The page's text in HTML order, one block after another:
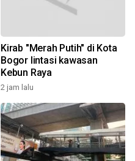
Kirab "Merah Putih" di Kota
Bogor lintasi kawasan
Kebun Raya
2 jam lalu